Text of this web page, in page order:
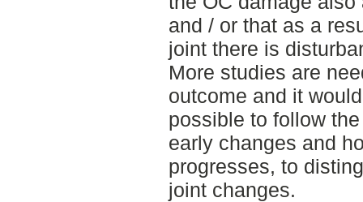
and / or that as a
joint there is
More studies are
outcome and it
possible to follow
early changes and
progresses, to
joint changes.